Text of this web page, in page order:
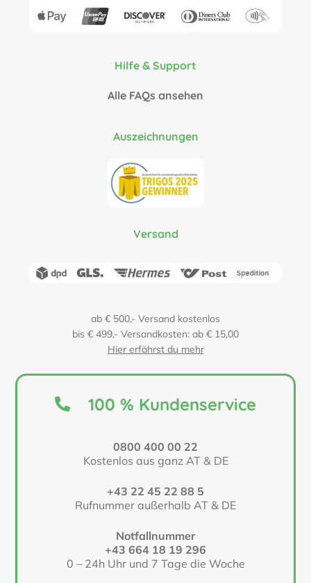
Hilfe & Support
Alle FAQs ansehen
Auszeichnungen
Versand
ab € 500,- Versand kostenlos
bis € 499,- Versandkosten: ab € 15,00
Hier erfährst du mehr
100 % Kundenservice
0800 400 00 22
Kostenlos aus ganz AT & DE
+43 22 45 22 88 5
Rufnummer außerhalb AT & DE
Notfallnummer
+43 664 18 19 296
0 – 24h Uhr und 7 Tage die Woche